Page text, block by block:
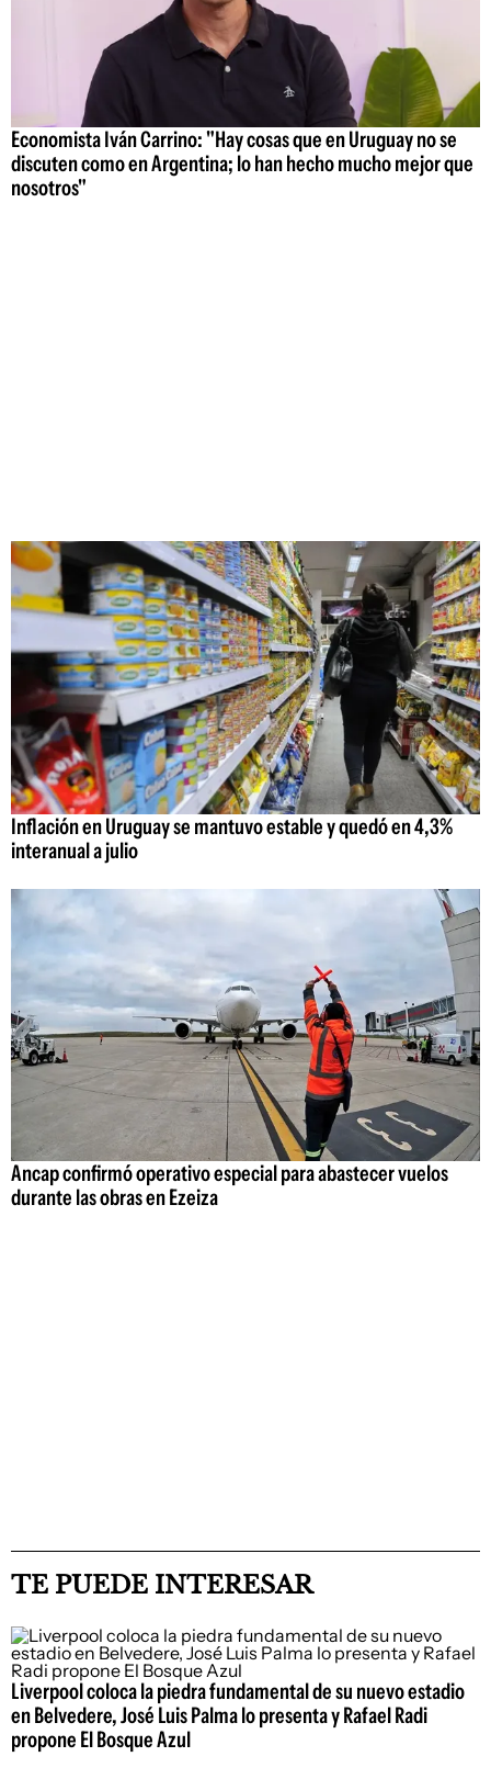
Economista Iván Carrino: "Hay cosas que en Uruguay no se
discuten como en Argentina; lo han hecho mucho mejor que
nosotros"
Inflación en Uruguay se mantuvo estable y quedó en 4,3%
interanual a julio
Ancap confirmó operativo especial para abastecer vuelos
durante las obras en Ezeiza
TE PUEDE INTERESAR
Liverpool coloca la piedra fundamental de su nuevo estadio
en Belvedere, José Luis Palma lo presenta y Rafael Radi
propone El Bosque Azul